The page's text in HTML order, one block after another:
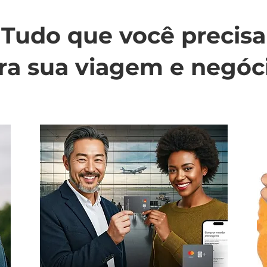
Tudo que você precisa
sua viagem e